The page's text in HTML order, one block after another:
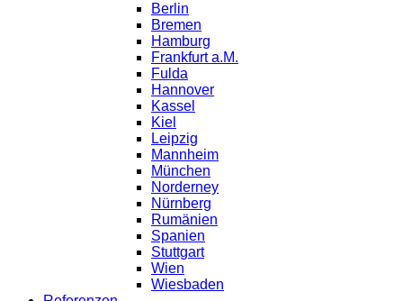
Berlin
Bremen
Hamburg
Frankfurt a.M.
Fulda
Hannover
Kassel
Kiel
Leipzig
Mannheim
München
Norderney
Nürnberg
Rumänien
Spanien
Stuttgart
Wien
Wiesbaden